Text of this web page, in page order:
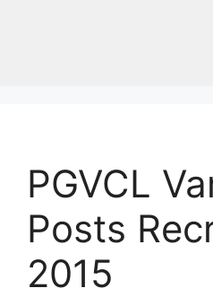
PGVCL
Posts
2015